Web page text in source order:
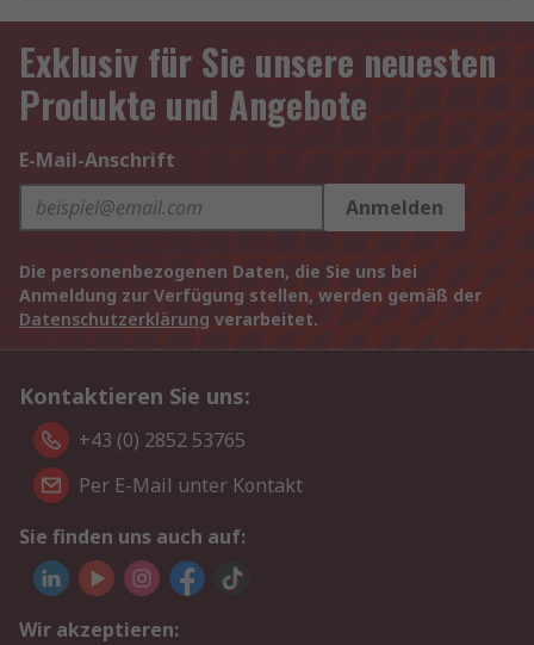
Exklusiv für Sie unsere neuesten
Produkte und Angebote
E-Mail-Anschrift
Anmelden
Die personenbezogenen Daten, die Sie uns bei
Anmeldung zur Verfügung stellen, werden gemäß der
Datenschutzerklärung verarbeitet.
Kontaktieren Sie uns:
+43 (0) 2852 53765
Per E-Mail unter Kontakt
Sie finden uns auch auf:
Wir akzeptieren: